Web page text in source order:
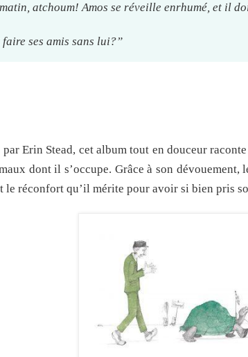
atchoum! Amos se réveille enrhumé, et il
faire ses amis sans lui?”
Erin Stead, cet album tout en douceur
dont il s’occupe. Grâce à son dévouement,
le réconfort qu’il mérite pour avoir si bien pris